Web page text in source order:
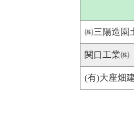
㈱三陽造園
関口工業㈱
(有)大座畑